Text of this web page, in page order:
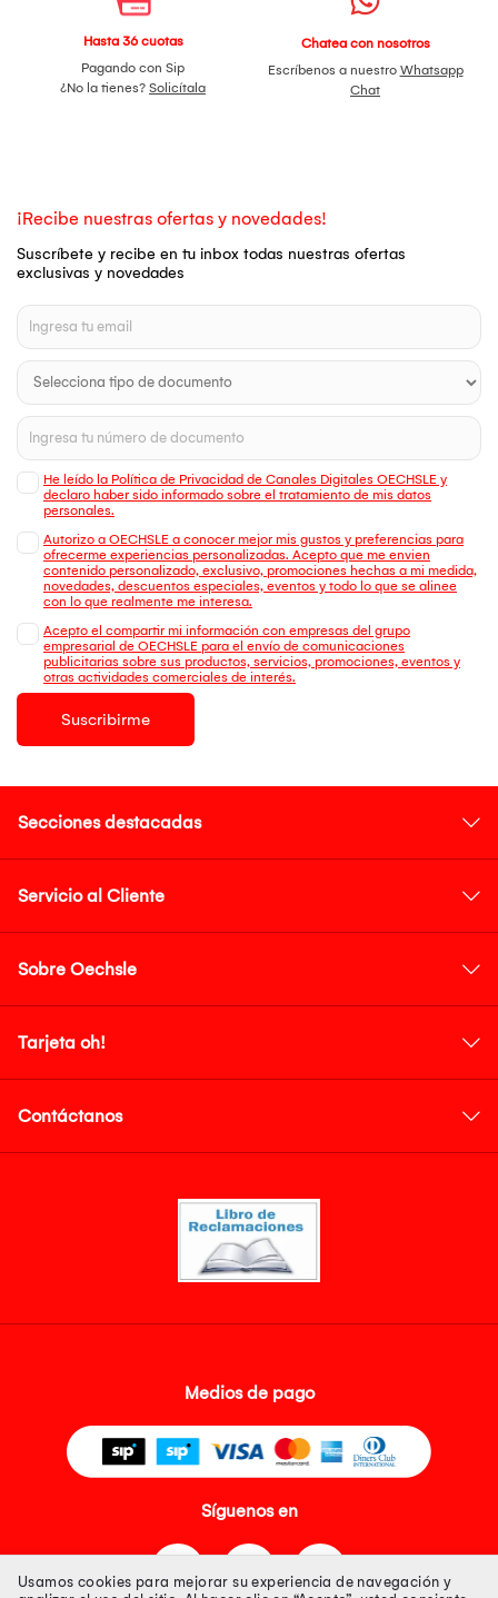
Hasta 36 cuotas
Pagando con Sip
¿No la tienes? Solicítala
Chatea con nosotros
Escríbenos a nuestro Whatsapp
Chat
¡Recibe nuestras ofertas y novedades!
Suscríbete y recibe en tu inbox todas nuestras ofertas
exclusivas y novedades
He leído la Política de Privacidad de Canales Digitales OECHSLE y
declaro haber sido informado sobre el tratamiento de mis datos
personales.
Autorizo a OECHSLE a conocer mejor mis gustos y preferencias para
ofrecerme experiencias personalizadas. Acepto que me envien
contenido personalizado, exclusivo, promociones hechas a mi medida,
novedades, descuentos especiales, eventos y todo lo que se alinee
con lo que realmente me interesa.
Acepto el compartir mi información con empresas del grupo
empresarial de OECHSLE para el envío de comunicaciones
publicitarias sobre sus productos, servicios, promociones, eventos y
otras actividades comerciales de interés.
Suscribirme
Secciones destacadas
Servicio al Cliente
Sobre Oechsle
Tarjeta oh!
Contáctanos
Medios de pago
Síguenos en
Usamos cookies para mejorar su experiencia de navegación y